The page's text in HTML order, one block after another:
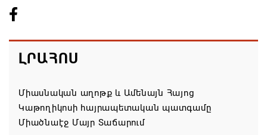
ԼՐԱՀՈՍ
Միասնական աղոթք և Ամենայն Հայոց
Կաթողիկոսի հայրապետական պատգամը
Միածնաէջ Մայր Տաճարում